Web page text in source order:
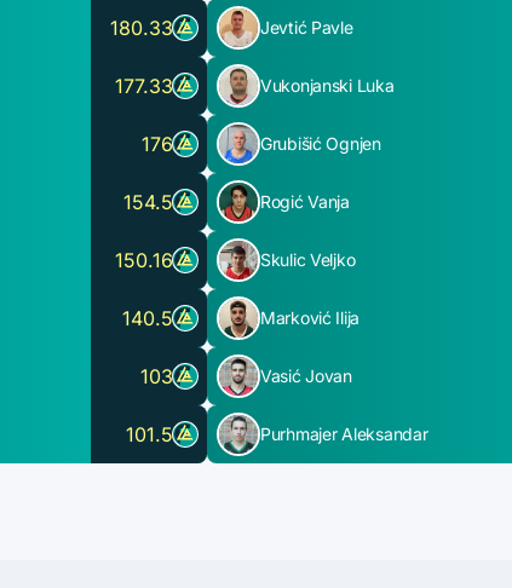
180.33
177.33
176
154.5
150.16
140.5
103
101.5
Jevtić Pavle
Vukonjanski Luka
Grubišić Ognjen
Rogić Vanja
Skulic Veljko
Marković Ilija
Vasić Jovan
Purhmajer Aleksandar